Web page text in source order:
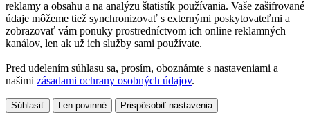
reklamy a obsahu a na analýzu štatistík používania. Vaše zašifrované
údaje môžeme tiež synchronizovať s externými poskytovateľmi a
zobrazovať vám ponuky prostredníctvom ich online reklamných
kanálov, len ak už ich služby sami používate.
Pred udelením súhlasu sa, prosím, oboznámte s nastaveniami a
našimi zásadami ochrany osobných údajov.
Súhlasiť Len povinné Prispôsobiť nastavenia